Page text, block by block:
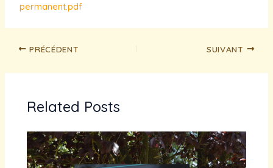
permanent.pdf
PRÉCÉDENT SUIVANT
Related Posts